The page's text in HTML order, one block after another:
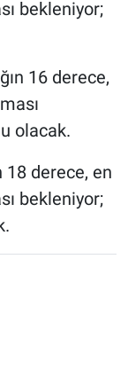
bekleniyor;
16 derece,
olacak.
18 derece, en
bekleniyor;